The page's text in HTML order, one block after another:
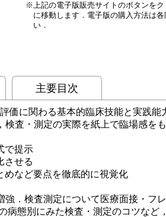
上記の電子版販売サイトのボタンを
に移動します．電子版の購入方法は
い．
主要目次
価に関わる基本的臨床技能と実践能
査・測定の実際を紙上で臨場感を
で提示
させる
など要点を徹底的に視覚化
．検査測定について医療面接・フ
病態別にみた検査・測定のコツなど